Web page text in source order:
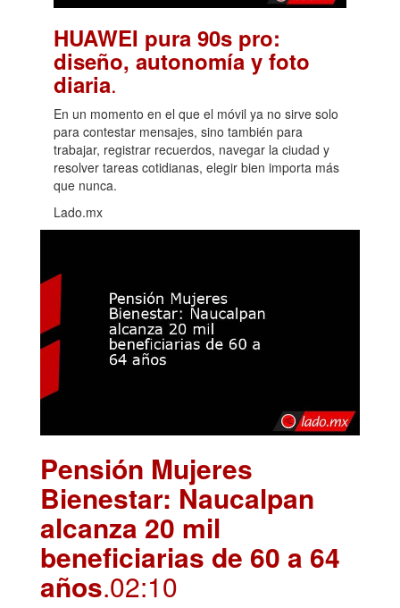
HUAWEI pura 90s pro:
diseño, autonomía y foto
diaria.
En un momento en el que el móvil ya no sirve solo
para contestar mensajes, sino también para
trabajar, registrar recuerdos, navegar la ciudad y
resolver tareas cotidianas, elegir bien importa más
que nunca.
Lado.mx
Pensión Mujeres
Bienestar: Naucalpan
alcanza 20 mil
beneficiarias de 60 a 64
años.02:10